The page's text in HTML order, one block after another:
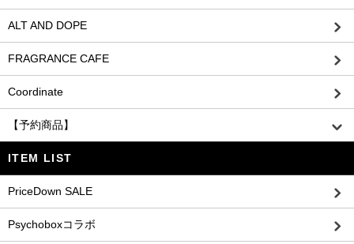
ALT AND DOPE
FRAGRANCE CAFE
Coordinate
【予約商品】
ITEM LIST
PriceDown SALE
Psychoboxコラボ